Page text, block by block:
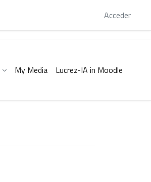
Acceder
My Media Lucrez-IA in Moodle